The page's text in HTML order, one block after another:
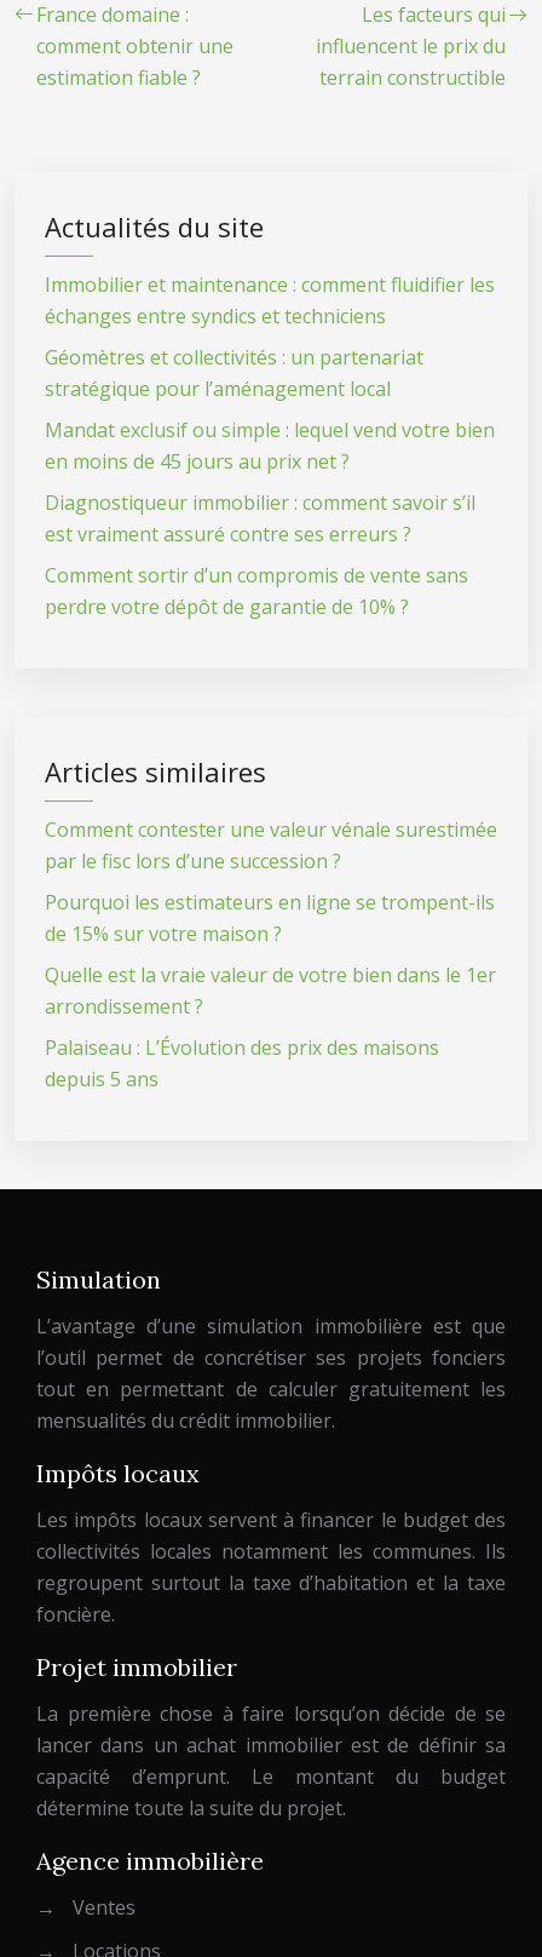
France domaine :
comment obtenir une
estimation fiable ?
Les facteurs qui
influencent le prix du
terrain constructible
Actualités du site
Immobilier et maintenance : comment fluidifier les
échanges entre syndics et techniciens
Géomètres et collectivités : un partenariat
stratégique pour l’aménagement local
Mandat exclusif ou simple : lequel vend votre bien
en moins de 45 jours au prix net ?
Diagnostiqueur immobilier : comment savoir s’il
est vraiment assuré contre ses erreurs ?
Comment sortir d’un compromis de vente sans
perdre votre dépôt de garantie de 10% ?
Articles similaires
Comment contester une valeur vénale surestimée
par le fisc lors d’une succession ?
Pourquoi les estimateurs en ligne se trompent-ils
de 15% sur votre maison ?
Quelle est la vraie valeur de votre bien dans le 1er
arrondissement ?
Palaiseau : L’Évolution des prix des maisons
depuis 5 ans
Simulation
L’avantage d’une simulation immobilière est que
l’outil permet de concrétiser ses projets fonciers
tout en permettant de calculer gratuitement les
mensualités du crédit immobilier.
Impôts locaux
Les impôts locaux servent à financer le budget des
collectivités locales notamment les communes. Ils
regroupent surtout la taxe d’habitation et la taxe
foncière.
Projet immobilier
La première chose à faire lorsqu’on décide de se
lancer dans un achat immobilier est de définir sa
capacité d’emprunt. Le montant du budget
détermine toute la suite du projet.
Agence immobilière
→
Ventes
→
Locations